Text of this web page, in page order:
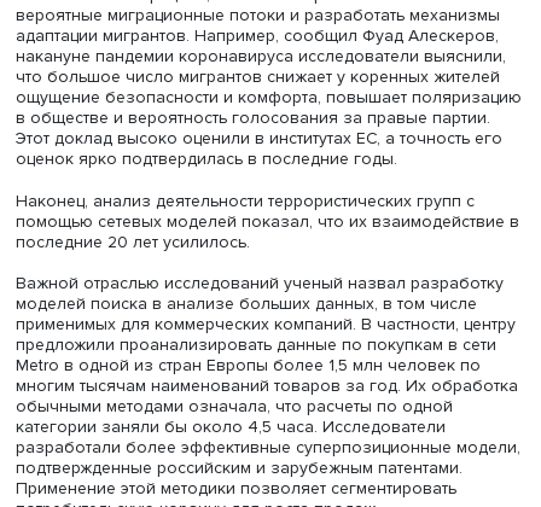
Проблемы с данными возникают не только в России.
разработали модель возникновения и прохождения
увеличившую точность их прогноза с 57 до 61%, была
возможность повысить ее, но исследователи из США не
представили нужных сведений, опасаясь претензий
спецслужб.
создания индекса качества условий жизни в регионе,
и муниципалитете, затронувший 11 регионов России,
работа продолжается в Якутии. Предполагается
серию материалов в качественных журналах.
Сейчас, сообщил Фуад Алескеров, создана
база данных об удовлетворенности условиями жизни,
разработана система поддержки принятия решений,
позволяющая проводить сценарный анализ развития
ситуации и предлагать решения для социально-
экономического развития регионов. По словам
ситуация в регионах известна губернаторам и другим
управленцам, но решить комбинаторные проблемы